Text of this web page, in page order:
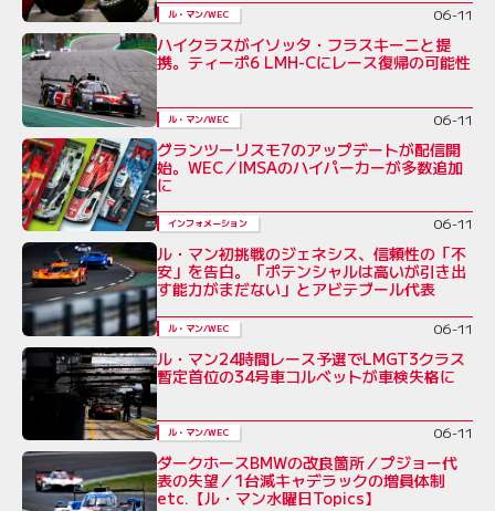
ル・マン/WEC 06-11
ハイクラスがイソッタ・フラスキーニと提
携。ティーポ6 LMH-Cにレース復帰の可能性
ル・マン/WEC 06-11
グランツーリスモ7のアップデートが配信開
始。WEC／IMSAのハイパーカーが多数追加
に
インフォメーション 06-11
ル・マン初挑戦のジェネシス、信頼性の「不
安」を告白。「ポテンシャルは高いが引き出
す能力がまだない」とアビテブール代表
ル・マン/WEC 06-11
ル・マン24時間レース予選でLMGT3クラス
暫定首位の34号車コルベットが車検失格に
ル・マン/WEC 06-11
ダークホースBMWの改良箇所／プジョー代
表の失望／1台減キャデラックの増員体制
etc.【ル・マン水曜日Topics】